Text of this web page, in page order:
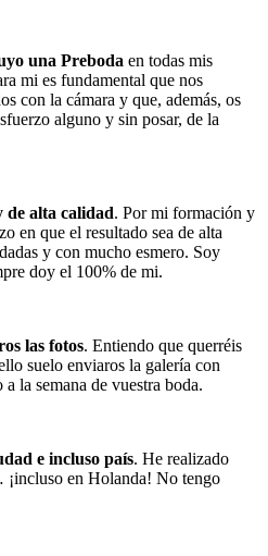
una Preboda en todas mis
mi es fundamental que nos
con la cámara y que, además, os
alguno y sin posar, de la
de alta calidad. Por mi formación y
en que el resultado sea de alta
y con mucho esmero. Soy
doy el 100% de mi.
las fotos. Entiendo que querréis
suelo enviaros la galería con
la semana de vuestra boda.
e incluso país. He realizado
en Holanda! No tengo